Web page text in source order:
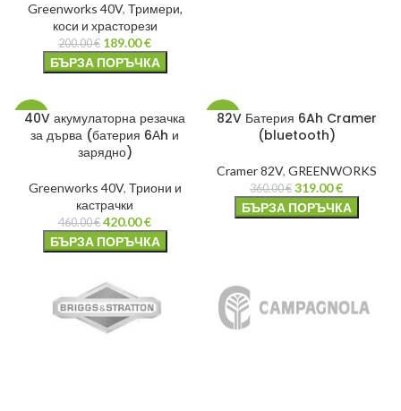
Greenworks 40V, Тримери,
коси и храсторези
200.00€ 189.00€
БЪРЗА ПОРЪЧКА
-9%
40V акумулаторна резачка
за дърва (батерия 6Аh и
зарядно)
Greenworks 40V, Триони и
кастрачки
460.00€ 420.00€
БЪРЗА ПОРЪЧКА
-11%
82V Батерия 6Ah Cramer
(bluetooth)
Cramer 82V, GREENWORKS
360.00€ 319.00€
БЪРЗА ПОРЪЧКА